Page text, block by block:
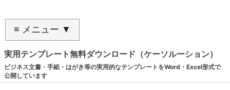
≡ メニュー ▼
実用テンプレート無料ダウンロード（ケーソルーション）
ビジネス文書・手紙・はがき等の実用的なテンプレートをWord・Excel形式で
公開しています